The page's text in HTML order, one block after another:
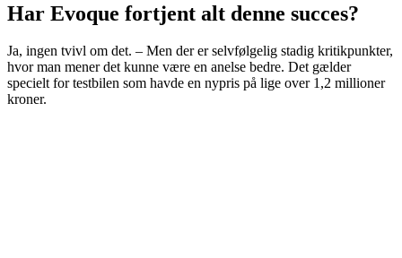
Har Evoque fortjent alt denne succes?
Ja, ingen tvivl om det. – Men der er selvfølgelig stadig kritikpunkter,
hvor man mener det kunne være en anelse bedre. Det gælder
specielt for testbilen som havde en nypris på lige over 1,2 millioner
kroner.